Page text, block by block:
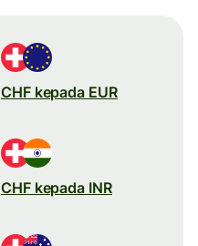
CHF kepada EUR
CHF kepada INR